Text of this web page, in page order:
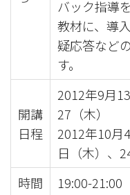
バック指導
教材に、導
疑応答など
す。
開講
日程
2012年9月
27（木）
2012年10月
日（木）、
時間
19:00-21:00